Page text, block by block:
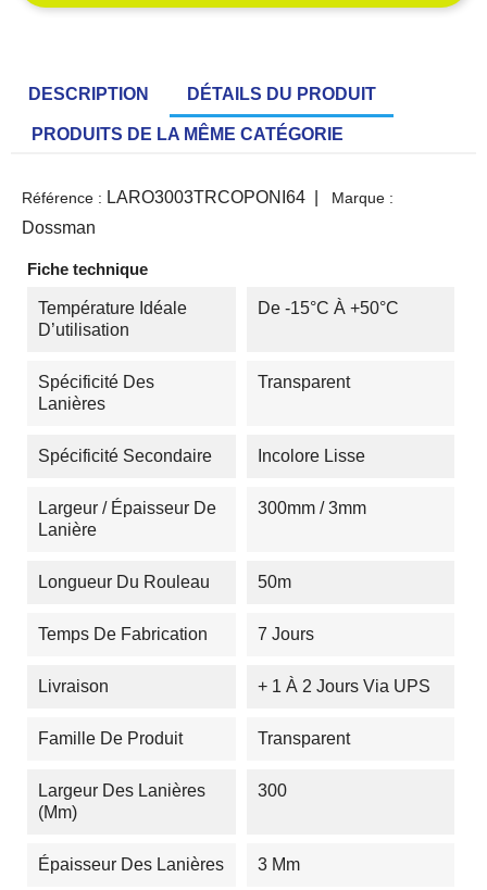
DESCRIPTION DÉTAILS DU PRODUIT
PRODUITS DE LA MÊME CATÉGORIE
Référence : LARO3003TRCOPONI64 Marque :
Dossman
Fiche technique
Température Idéale
D’utilisation
De -15°C À +50°C
Spécificité Des
Lanières
Transparent
Spécificité Secondaire Incolore Lisse
Largeur / Épaisseur De
Lanière
300mm / 3mm
Longueur Du Rouleau 50m
Temps De Fabrication 7 Jours
Livraison + 1 À 2 Jours Via UPS
Famille De Produit Transparent
Largeur Des Lanières
(mm)
300
Épaisseur Des Lanières 3 Mm